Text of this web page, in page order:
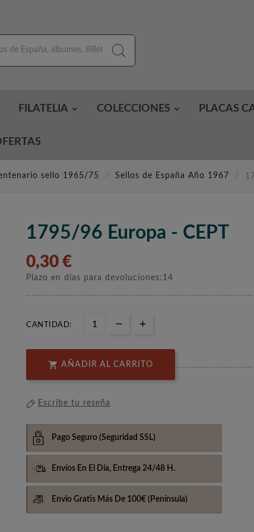
FILATELIA COLECCIONES PLACAS
sello 1965/75 Sellos de España Año 1967
1795/96 Europa - CEPT
0,30 €
Plazo en días para devoluciones:14
CANTIDAD:
 AÑADIR AL CARRITO
Escribe tu reseña
Pago Seguro (Seguridad SSL)
Envíos En El Día, Entrega 24/48 H.
Envio Gratis Más De 100€ (Península)